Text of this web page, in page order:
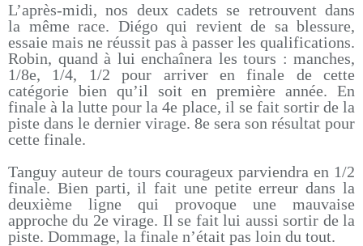
L’après-midi, nos deux cadets se retrouvent dans
la même race. Diégo qui revient de sa blessure,
essaie mais ne réussit pas à passer les qualifications.
Robin, quand à lui enchaînera les tours : manches,
1/8e, 1/4, 1/2 pour arriver en finale de cette
catégorie bien qu’il soit en première année. En
finale à la lutte pour la 4e place, il se fait sortir de la
piste dans le dernier virage. 8e sera son résultat pour
cette finale.
Tanguy auteur de tours courageux parviendra en 1/2
finale. Bien parti, il fait une petite erreur dans la
deuxième ligne qui provoque une mauvaise
approche du 2e virage. Il se fait lui aussi sortir de la
piste. Dommage, la finale n’était pas loin du tout.